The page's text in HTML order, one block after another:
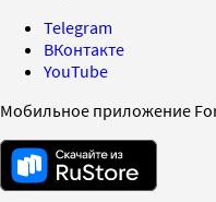
Telegram
ВКонтакте
YouTube
Мобильное приложение